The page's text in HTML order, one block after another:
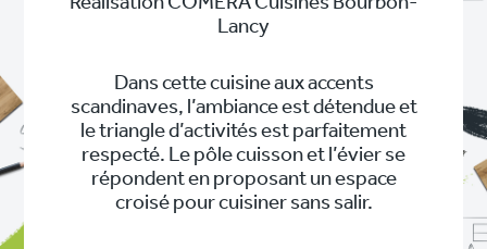
Lancy
Dans cette cuisine aux accents
scandinaves, l’ambiance est détendue et
le triangle d’activités est parfaitement
respecté. Le pôle cuisson et l’évier se
répondent en proposant un espace
croisé pour cuisiner sans salir.